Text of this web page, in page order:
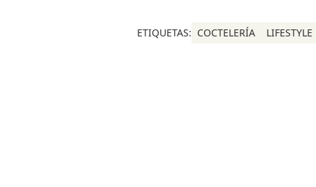
ETIQUETAS: COCTELERÍA LIFESTYLE